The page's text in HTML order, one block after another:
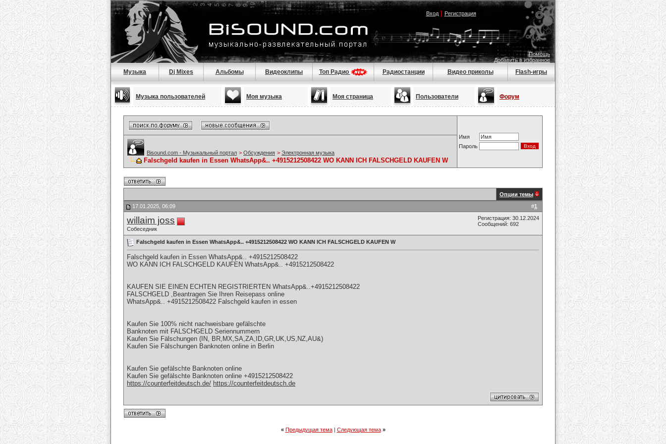
Вход| Регистрация
Помощь
Добавить в избранное
Музыка Dj Mixes Альбомы Видеоклипы Топ Радио Радиостанции Видео приколы Flash-игры
Музыка пользователей Моя музыка Моя страница Пользователи Форум
Имя
Пароль
Bisound.com - Музыкальный портал > Обсуждения > Электронная музыка
Falschgeld kaufen in Essen WhatsApp&.. +4915212508422 WO KANN ICH FALSCHGELD KAUFEN W
Опции темы
#1
17.01.2025, 06:09
willaim joss
Собеседник
Регистрация: 30.12.2024
Сообщений: 692
Falschgeld kaufen in Essen WhatsApp&.. +4915212508422 WO KANN ICH FALSCHGELD KAUFEN W
Falschgeld kaufen in Essen WhatsApp&.. +4915212508422
WO KANN ICH FALSCHGELD KAUFEN WhatsApp&.. +4915212508422
KAUFEN SIE EINEN ECHTEN REGISTRIERTEN WhatsApp&..+4915212508422
FALSCHGELD ,Beantragen Sie Ihren Reisepass online
WhatsApp&.. +4915212508422 Falschgeld kaufen in essen
Kaufen Sie 100% nicht nachweisbare gefälschte
Banknoten mit FALSCHGELD Seriennummern
Kaufen Sie Fälschungen (IN, BR,MX,SA,ZA,ID,GR,UK,US,NZ,AU&)
Kaufen Sie Fälschungen Banknoten online in Berlin
Kaufen Sie gefälschte Banknoten online
Kaufen Sie gefälschte Banknoten online +4915212508422
https://counterfeitdeutsch.de/ https://counterfeitdeutsch.de
« Предыдущая тема| Следующая тема »